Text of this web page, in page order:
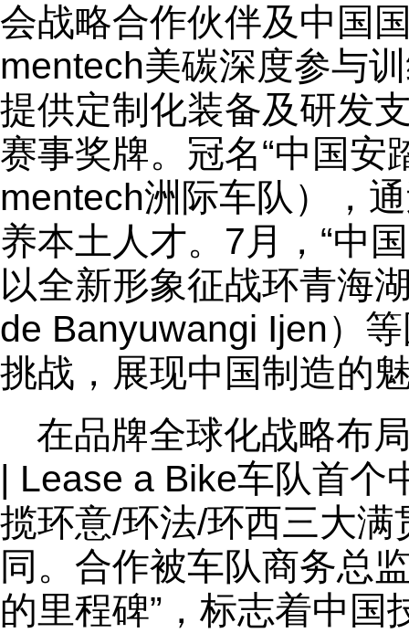
会战略合作伙伴及中国
mentech美碳深度参与
提供定制化装备及研发
赛事奖牌。冠名“中国安
mentech洲际车队），
养本土人才。7月，“中
以全新形象征战环青海
de Banyuwangi Ijen）
挑战，展现中国制造的
在品牌全球化战略布
| Lease a Bike车队首个
揽环意/环法/环西三大满
同。合作被车队商务总
的里程碑”，标志着中